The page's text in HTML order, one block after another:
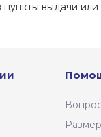
пункты выдачи